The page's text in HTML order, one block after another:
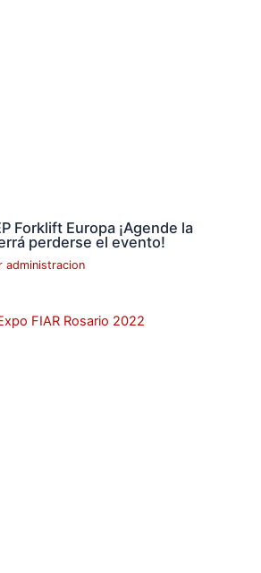
Forklift Europa ¡Agende la
perderse el evento!
administracion